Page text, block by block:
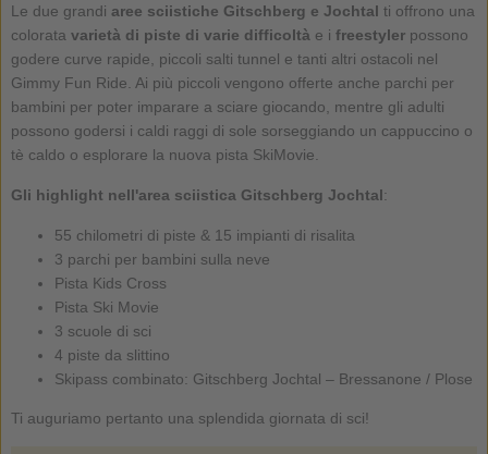
Le due grandi aree sciistiche Gitschberg e Jochtal ti offrono una
colorata varietà di piste di varie difficoltà e i freestylerpossono
godere curve rapide, piccoli salti tunnel e tanti altri ostacoli nel
Gimmy Fun Ride. Ai più piccoli vengono offerte anche parchi per
bambini per poter imparare a sciare giocando, mentre gli adulti
possono godersi i caldi raggi di sole sorseggiando un cappuccino o
tè caldo o esplorare la nuova pista SkiMovie.
Gli highlight nell'area sciistica Gitschberg Jochtal:
55 chilometri di piste & 15 impianti di risalita
3 parchi per bambini sulla neve
Pista Kids Cross
Pista Ski Movie
3 scuole di sci
4 piste da slittino
Skipass combinato: Gitschberg Jochtal – Bressanone / Plose
Ti auguriamo pertanto una splendida giornata di sci!